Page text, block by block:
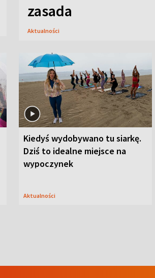
zasada
Aktualności
Kiedyś wydobywano tu siarkę.
Dziś to idealne miejsce na
wypoczynek
Aktualności